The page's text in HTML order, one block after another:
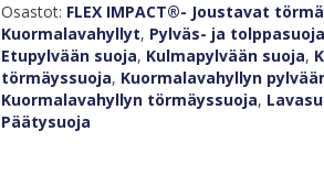
Osastot: FLEX IMPACT®- Joustavat
Kuormalavahyllyt, Pylväs- ja
Etupylvään suoja, Kulmapylvään suoja,
törmäyssuoja, Kuormalavahyllyn
Kuormalavahyllyn törmäyssuoja,
Päätysuoja